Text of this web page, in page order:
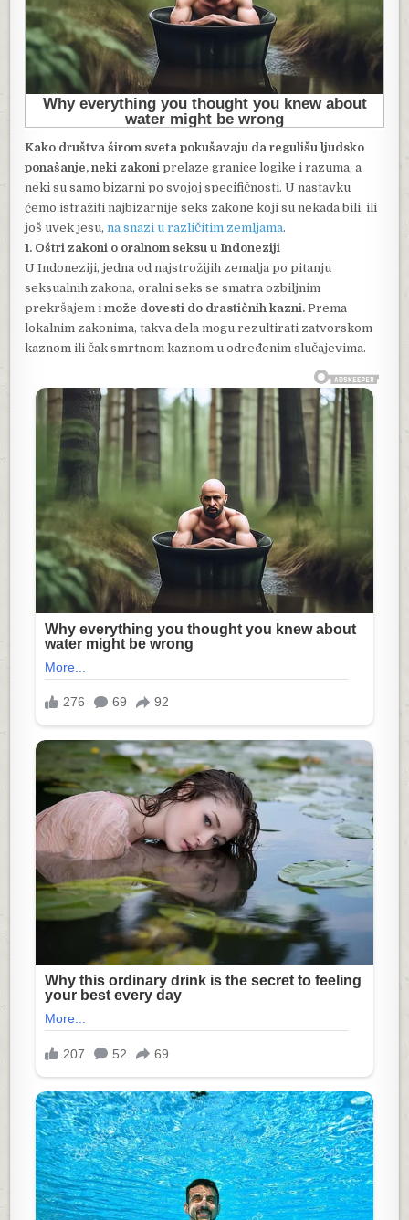
Kako društva širom sveta pokušavaju da regulišu ljudsko
ponašanje, neki zakoniprelaze granice logike i razuma, a
neki su samo bizarni po svojoj specifičnosti. U nastavku
ćemo istražiti najbizarnije seks zakone koji su nekada bili, ili
još uvek jesu,na snazi u različitim zemljama.
1. Oštri zakoni o oralnom seksu u Indoneziji
U Indoneziji, jedna od najstrožijih zemalja po pitanju
seksualnih zakona, oralni seks se smatra ozbiljnim
prekršajem imože dovesti do drastičnih kazni. Prema
lokalnim zakonima, takva dela mogu rezultirati zatvorskom
kaznom ili čak smrtnom kaznom u određenim slučajevima.